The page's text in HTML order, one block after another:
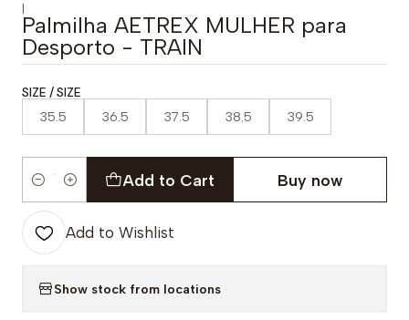
|
Palmilha AETREX MULHER para
Desporto - TRAIN
SIZE / SIZE
35.5 36.5 37.5 38.5 39.5
Quantity
Add to Cart Buy now
Add to Wishlist
Show stock from locations